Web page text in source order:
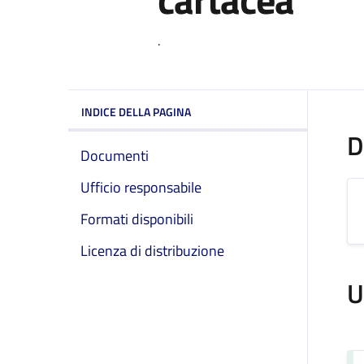
.
INDICE DELLA PAGINA
Documenti
Ufficio responsabile
Formati disponibili
Licenza di distribuzione